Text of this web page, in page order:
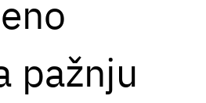
pažnju